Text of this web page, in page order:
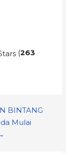
(263
BINTANG
Mulai